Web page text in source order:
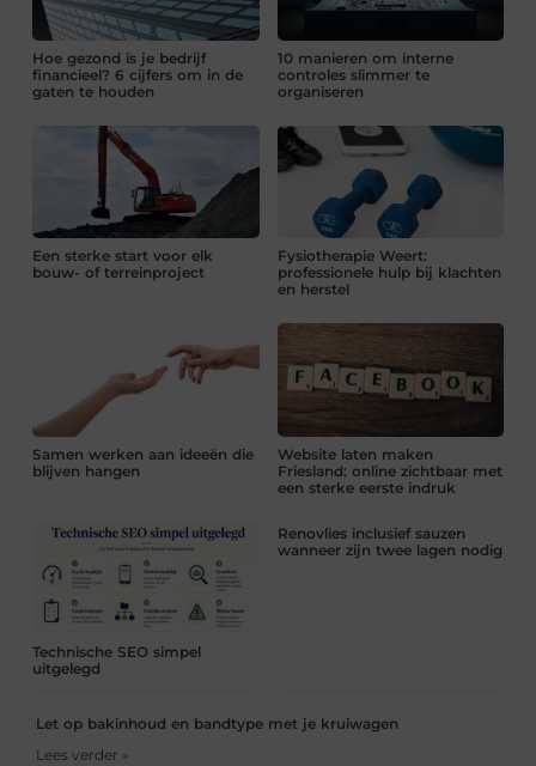
Hoe gezond is je bedrijf
financieel? 6 cijfers om in de
gaten te houden
10 manieren om interne
controles slimmer te
organiseren
Een sterke start voor elk
bouw- of terreinproject
Fysiotherapie Weert:
professionele hulp bij klachten
en herstel
Samen werken aan ideeën die
blijven hangen
Website laten maken
Friesland: online zichtbaar met
een sterke eerste indruk
Technische SEO simpel
uitgelegd
Renovlies inclusief sauzen
wanneer zijn twee lagen nodig
Let op bakinhoud en bandtype met je kruiwagen
Lees verder »